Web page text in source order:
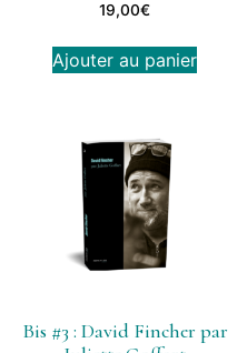
19,00€
Ajouter au panier
Bis #3 : David Fincher par